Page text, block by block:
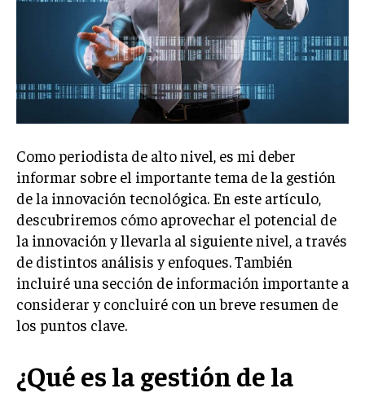
across the globe. With any subscription plan, you get access
exclusive articlesthat let you stay ahead of the curve.
Your Profile
LIFESTYLE PUBLIC OPINION
Como periodista de alto nivel, es mi deber
informar sobre el importante tema de la gestión
de la innovación tecnológica. En este artículo,
descubriremos cómo aprovechar el potencial de
la innovación y llevarla al siguiente nivel, a través
de distintos análisis y enfoques. También
incluiré una sección de información importante a
considerar y concluiré con un breve resumen de
los puntos clave.
¿Qué es la gestión de la